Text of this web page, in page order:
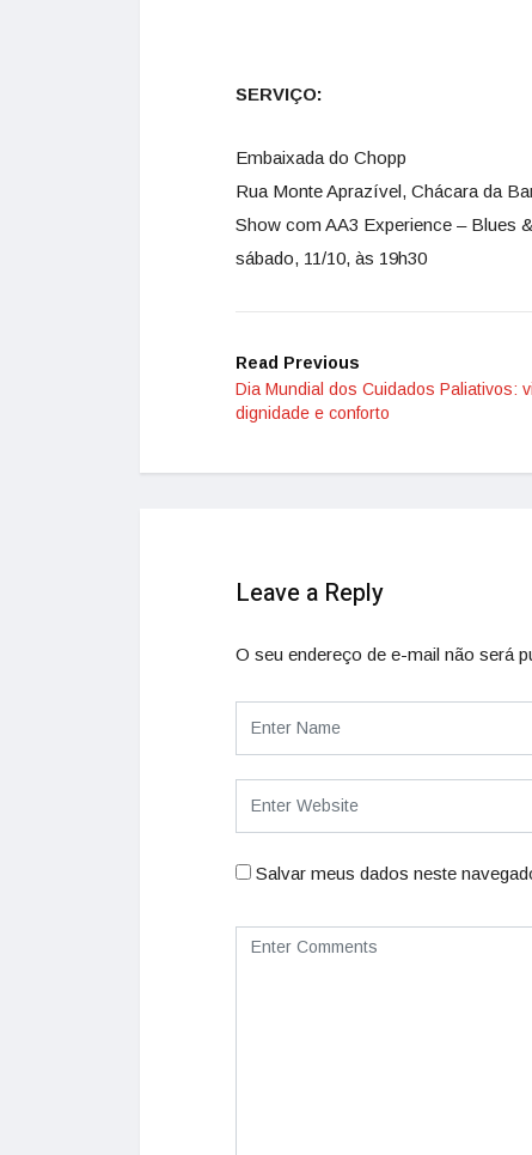
SERVIÇO:
Embaixada do Chopp
Rua Monte Aprazível, Chácara da
Show com AA3 Experience – Blues
sábado, 11/10, às 19h30
Read Previous
Dia Mundial dos Cuidados Paliativos:
dignidade e conforto
Leave a Reply
O seu endereço de e-mail não será
Salvar meus dados neste